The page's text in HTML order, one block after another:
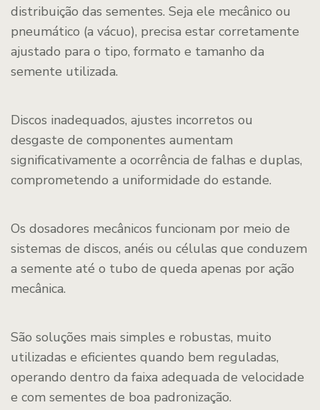
distribuição das sementes. Seja ele mecânico ou
pneumático (a vácuo), precisa estar corretamente
ajustado para o tipo, formato e tamanho da
semente utilizada.
Discos inadequados, ajustes incorretos ou
desgaste de componentes aumentam
significativamente a ocorrência de falhas e duplas,
comprometendo a uniformidade do estande.
Os dosadores mecânicos funcionam por meio de
sistemas de discos, anéis ou células que conduzem
a semente até o tubo de queda apenas por ação
mecânica.
São soluções mais simples e robustas, muito
utilizadas e eficientes quando bem reguladas,
operando dentro da faixa adequada de velocidade
e com sementes de boa padronização.